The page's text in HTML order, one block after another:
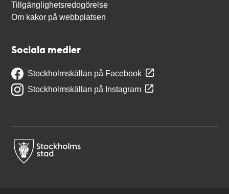
Tillgänglighetsredogörelse
Om kakor på webbplatsen
Sociala medier
Stockholmskällan på Facebook
Stockholmskällan på Instagram